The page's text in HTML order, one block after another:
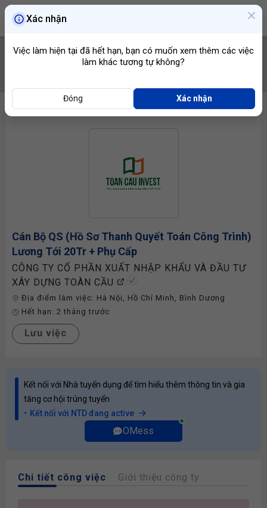
Cán Bộ QS (Hồ Sơ Thanh Quyết Toán Công Trình)
Lương Tới 20Tr + Phụ Cấp
CÔNG TY CỔ PHẦN XUẤT NHẬP KHẨU VÀ ĐẦU TƯ
XÂY DỰNG TOÀN CẦU
Địa điểm làm việc: Hà Nội , Hồ Chí Minh , Bình Dương
Hết hạn: 2 tháng trước
Lưu việc
Kết nối với Nhà tuyển dụng để tìm hiểu thêm thông tin và gia
tăng cơ hội trúng tuyển
Kết nối với NTD đang active
OMess
Chi tiết công việc Giới thiệu công ty
Xác nhận
Việc làm hiện tại đã hết hạn, bạn có muốn xem thêm các việc
làm khác tương tự không?
Đóng Xác nhận